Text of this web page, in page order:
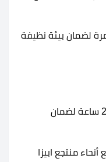
لضمان بيئة نظيفة
على مدار 24 ساعة لضمان
منتجع ابيزا